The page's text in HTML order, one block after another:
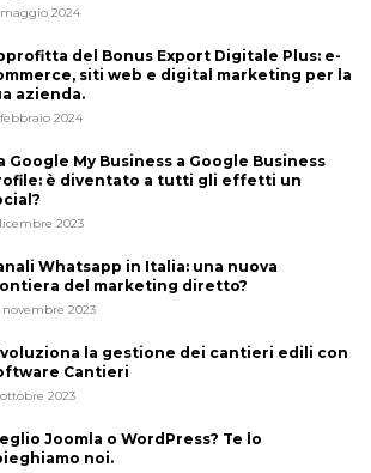
maggio 2024
del Bonus Export Digitale Plus: e-
siti web e digital marketing per la
azienda.
febbraio 2024
Google My Business a Google Business
è diventato a tutti gli effetti un
2023
Whatsapp in Italia: una nuova
del marketing diretto?
novembre 2023
la gestione dei cantieri edili con
Cantieri
ottobre 2023
Joomla o WordPress? Te lo
noi.